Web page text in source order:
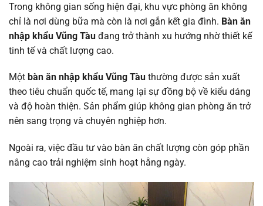
Trong không gian sống hiện đại, khu vực phòng ăn không
chỉ là nơi dùng bữa mà còn là nơi gắn kết gia đình. Bàn ăn
nhập khẩu Vũng Tàu đang trở thành xu hướng nhờ thiết kế
tinh tế và chất lượng cao.
Một bàn ăn nhập khẩu Vũng Tàu thường được sản xuất
theo tiêu chuẩn quốc tế, mang lại sự đồng bộ về kiểu dáng
và độ hoàn thiện. Sản phẩm giúp không gian phòng ăn trở
nên sang trọng và chuyên nghiệp hơn.
Ngoài ra, việc đầu tư vào bàn ăn chất lượng còn góp phần
nâng cao trải nghiệm sinh hoạt hằng ngày.